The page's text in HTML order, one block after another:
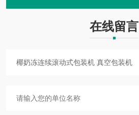
在线留言